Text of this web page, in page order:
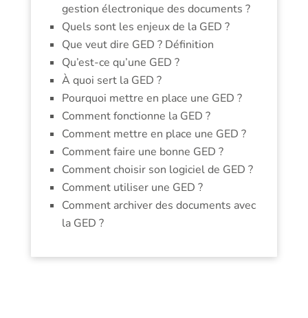
gestion électronique des documents ?
Quels sont les enjeux de la GED ?
Que veut dire GED ? Définition
Qu’est-ce qu’une GED ?
À quoi sert la GED ?
Pourquoi mettre en place une GED ?
Comment fonctionne la GED ?
Comment mettre en place une GED ?
Comment faire une bonne GED ?
Comment choisir son logiciel de GED ?
Comment utiliser une GED ?
Comment archiver des documents avec
la GED ?